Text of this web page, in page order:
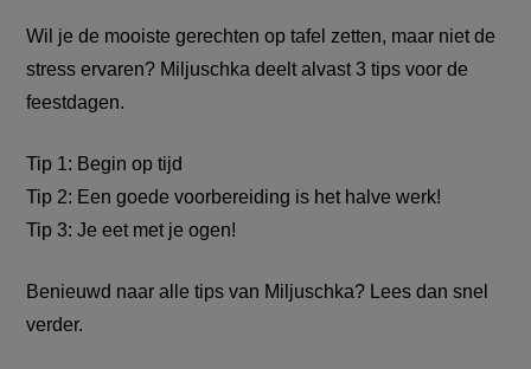
Wil je de mooiste gerechten op tafel zetten, maar niet de
stress ervaren? Miljuschka deelt alvast 3 tips voor de
feestdagen.
Tip 1: Begin op tijd
Tip 2: Een goede voorbereiding is het halve werk!
Tip 3: Je eet met je ogen!
Benieuwd naar alle tips van Miljuschka? Lees dan snel
verder.